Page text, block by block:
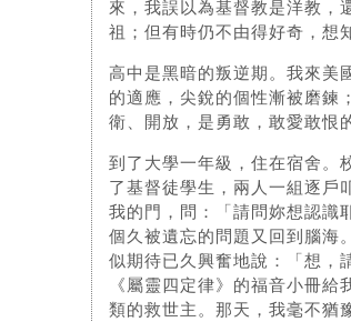
來，我誤以為基督教是洋教，
祖；但有時仍不由得好奇，想
高中是黑暗的叛逆期。我來美
的適應，尖銳的個性漸被磨鍊
衛、開放，是勇敢，敢愛敢恨
到了大學一年級，住在宿舍。
了基督徒學生，兩人一組逐戶
我的門，問：「請問妳想認識
個久被遺忘的問題又回到腦海
似期待已久興奮地說：「想，
《屬靈四定律》的福音小冊給
類的救世主。那天，我毫不猶